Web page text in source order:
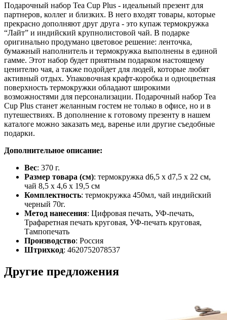
Подарочный набор Tea Cup Plus - идеальный презент для
партнеров, коллег и близких. В него входят товары, которые
прекрасно дополняют друг друга - это купаж термокружка
“Лайт” и индийский крупнолистовой чай. В подарке
оригинально продумано цветовое решение: ленточка,
бумажный наполнитель и термокружка выполнены в единой
гамме. Этот набор будет приятным подарком настоящему
ценителю чая, а также подойдет для людей, которые любят
активный отдых. Упаковочная крафт-коробка и одноцветная
поверхность термокружки обладают широкими
возможностями для персонализации. Подарочный набор Tea
Cup Plus станет желанным гостем не только в офисе, но и в
путешествиях. В дополнение к готовому презенту в нашем
каталоге можно заказать мед, варенье или другие съедобные
подарки.
Дополнительное описание:
Вес: 370 г.
Размер товара (см): термокружка d6,5 х d7,5 х 22 см,
чай 8,5 х 4,6 х 19,5 см
Комплектность: термокружка 450мл, чай индийский
черный 70г.
Метод нанесения: Цифровая печать, УФ-печать,
Трафаретная печать круговая, УФ-печать круговая,
Тампопечать
Производство: Россия
Штрихкод: 4620752078537
Другие предложения